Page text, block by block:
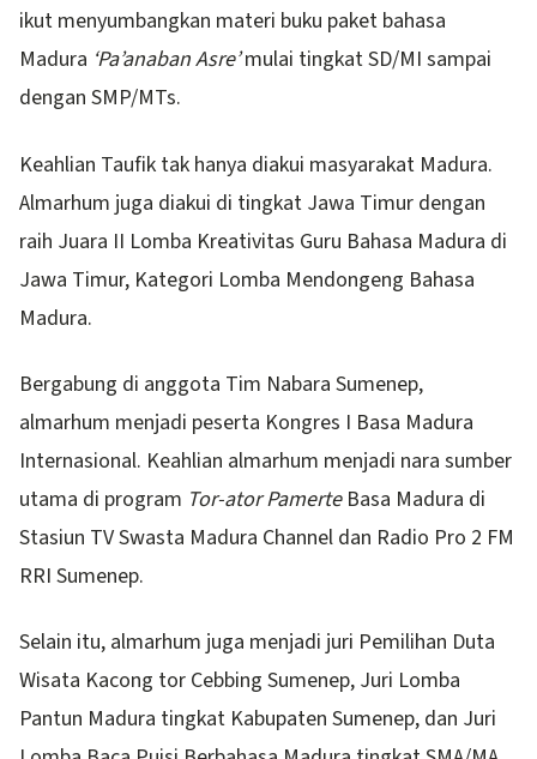
ikut menyumbangkan materi buku paket bahasa
Madura ‘Pa’anaban Asre’mulai tingkat SD/MI sampai
dengan SMP/MTs.
Keahlian Taufik tak hanya diakui masyarakat Madura.
Almarhum juga diakui di tingkat Jawa Timur dengan
raih Juara II Lomba Kreativitas Guru Bahasa Madura di
Jawa Timur, Kategori Lomba Mendongeng Bahasa
Madura.
Bergabung di anggota Tim Nabara Sumenep,
almarhum menjadi peserta Kongres I Basa Madura
Internasional. Keahlian almarhum menjadi nara sumber
utama di program Tor-ator PamerteBasa Madura di
Stasiun TV Swasta Madura Channel dan Radio Pro 2 FM
RRI Sumenep.
Selain itu, almarhum juga menjadi juri Pemilihan Duta
Wisata Kacong tor Cebbing Sumenep, Juri Lomba
Pantun Madura tingkat Kabupaten Sumenep, dan Juri